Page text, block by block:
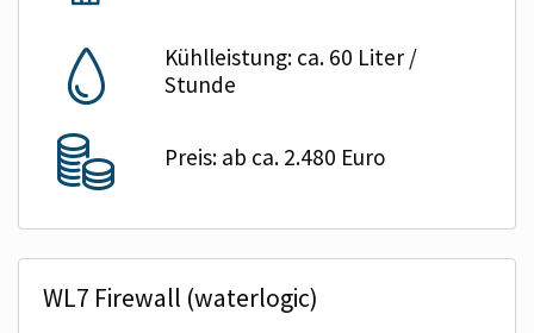
Kühlleistung: ca. 60 Liter /
Stunde
Preis: ab ca. 2.480 Euro
WL7 Firewall (waterlogic)